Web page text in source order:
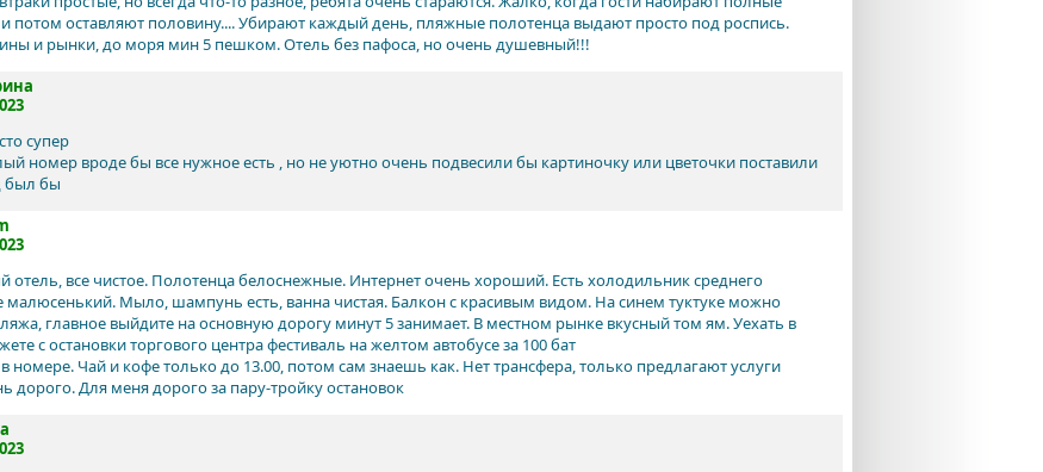
потом оставляют половину.... Убирают каждый день, пляжные полотенца выдают просто под роспись.
и рынки, до моря мин 5 пешком. Отель без пафоса, но очень душевный!!!
супер
номер вроде бы все нужное есть , но не уютно очень подвесили бы картиночку или цветочки поставили
был бы
отель, все чистое. Полотенца белоснежные. Интернет очень хороший. Есть холодильник среднего
малюсенький. Мыло, шампунь есть, ванна чистая. Балкон с красивым видом. На синем туктуке можно
главное выйдите на основную дорогу минут 5 занимает. В местном рынке вкусный том ям. Уехать в
с остановки торгового центра фестиваль на желтом автобусе за 100 бат
номере. Чай и кофе только до 13.00, потом сам знаешь как. Нет трансфера, только предлагают услуги
дорого. Для меня дорого за пару-тройку остановок